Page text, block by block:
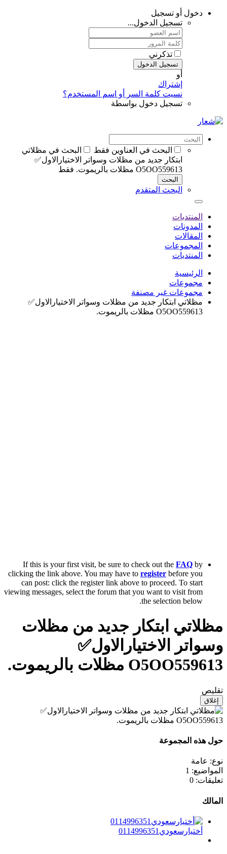
دخول أو تسجيل
تسجيل الدخول...
تذكرني
تسجيل الدخول
أو
إشتراك
نسيت كلمة السر أو اسم المستخدم؟
تسجيل دخول بواسطة
البحث في العناوين فقط
البحث في مظلاتي
ابتكار جديد من مظلات وسواتر الاختيارالاول✅
O5OO559613 مظلات بالريموت. فقط
البحث
البحث المتقدم
المنتديات
المدونات
المقالات
المجموعات
المنتديات
الرئيسية
مجموعات
مجموعات غير مصنفة
مظلاتي ابتكار جديد من مظلات وسواتر الاختيارالاول✅
O5OO559613 مظلات بالريموت.
If this is your first visit, be sure to check out the FAQ by
clicking the link above. You may have to register before you
can post: click the register link above to proceed. To start
viewing messages, select the forum that you want to visit from
the selection below.
مظلاتي ابتكار جديد من مظلات
وسواتر الاختيارالاول✅
O5OO559613 مظلات بالريموت.
تقليص
إغلاق
حول هذه المجموعة
نوع: عامة
المواضيع: 1
تعليقات: 0
المالك
أختيارسعودي0114996351